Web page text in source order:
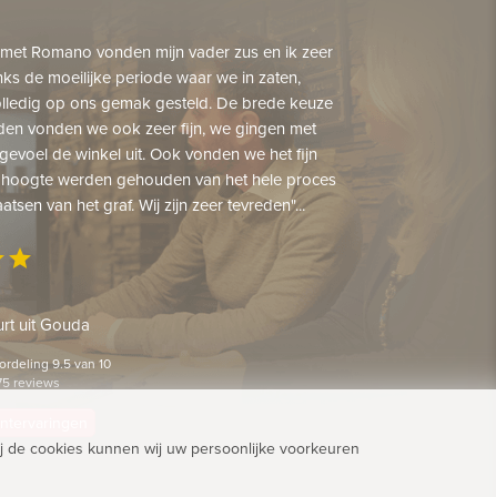
Romano vonden mijn vader zus en ik zeer
de moeilijke periode waar we in zaten,
op ons gemak gesteld. De brede keuze
vonden we ook zeer fijn, we gingen met
de winkel uit. Ook vonden we het fijn
werden gehouden van het hele proces
van het graf. Wij zijn zeer tevreden"...
star
uit Gouda
9.5 van 10
reviews
cookies kunnen wij uw persoonlijke voorkeuren